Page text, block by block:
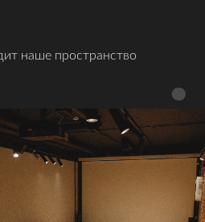
наше пространство